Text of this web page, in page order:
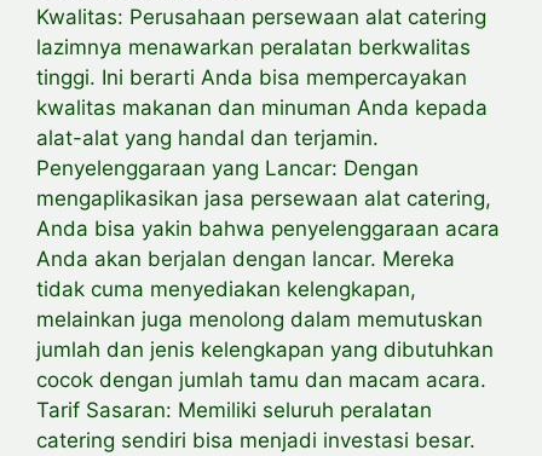
Kwalitas: Perusahaan persewaan alat catering
lazimnya menawarkan peralatan berkwalitas
tinggi. Ini berarti Anda bisa mempercayakan
kwalitas makanan dan minuman Anda kepada
alat-alat yang handal dan terjamin.
Penyelenggaraan yang Lancar: Dengan
mengaplikasikan jasa persewaan alat catering,
Anda bisa yakin bahwa penyelenggaraan acara
Anda akan berjalan dengan lancar. Mereka
tidak cuma menyediakan kelengkapan,
melainkan juga menolong dalam memutuskan
jumlah dan jenis kelengkapan yang dibutuhkan
cocok dengan jumlah tamu dan macam acara.
Tarif Sasaran: Memiliki seluruh peralatan
catering sendiri bisa menjadi investasi besar.